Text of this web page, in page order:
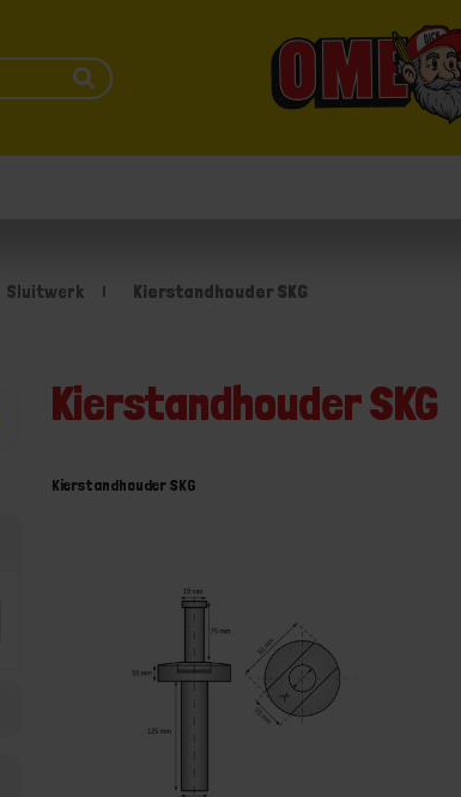
Sluitwerk Kierstandhouder SKG
Kierstandhouder SKG
Kierstandhouder SKG